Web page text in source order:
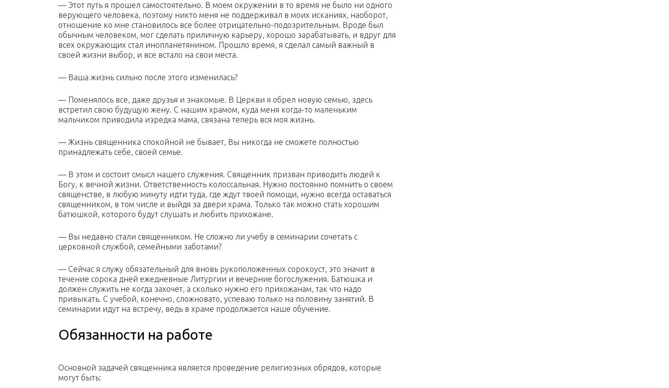
— Этот путь я прошел самостоятельно. В моем окружении в то время не было ни одного
верующего человека, поэтому никто меня не поддерживал в моих исканиях, наоборот,
отношение ко мне становилось все более отрицательно-подозрительным. Вроде был
обычным человеком, мог сделать приличную карьеру, хорошо зарабатывать, и вдруг для
всех окружающих стал инопланетянином. Прошло время, я сделал самый важный в
своей жизни выбор, и все встало на свои места.
— Ваша жизнь сильно после этого изменилась?
— Поменялось все, даже друзья и знакомые. В Церкви я обрел новую семью, здесь
встретил свою будущую жену. С нашим храмом, куда меня когда-то маленьким
мальчиком приводила изредка мама, связана теперь вся моя жизнь.
— Жизнь священника спокойной не бывает, Вы никогда не сможете полностью
принадлежать себе, своей семье.
— В этом и состоит смысл нашего служения. Священник призван приводить людей к
Богу, к вечной жизни. Ответственность колоссальная. Нужно постоянно помнить о своем
священстве, в любую минуту идти туда, где ждут твоей помощи, нужно всегда оставаться
священником, в том числе и выйдя за двери храма. Только так можно стать хорошим
батюшкой, которого будут слушать и любить прихожане.
— Вы недавно стали священником. Не сложно ли учебу в семинарии сочетать с
церковной службой, семейными заботами?
— Сейчас я служу обязательный для вновь рукоположенных сорокоуст, это значит в
течение сорока дней ежедневные Литургии и вечерние богослужения. Батюшка и
должен служить не когда захочет, а сколько нужно его прихожанам, так что надо
привыкать. С учебой, конечно, сложновато, успеваю только на половину занятий. В
семинарии идут на встречу, ведь в храме продолжается наше обучение.
Обязанности на работе
Основной задачей священника является проведение религиозных обрядов, которые
могут быть: